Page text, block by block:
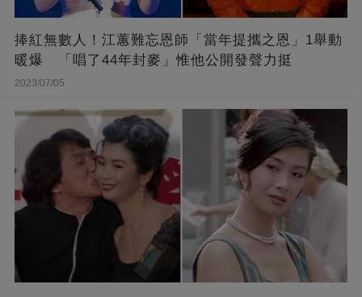
捧紅無數人！江蕙難忘恩師「當年提攜之恩」1舉動
暖爆 「唱了44年封麥」惟他公開發聲力挺
2023/07/05